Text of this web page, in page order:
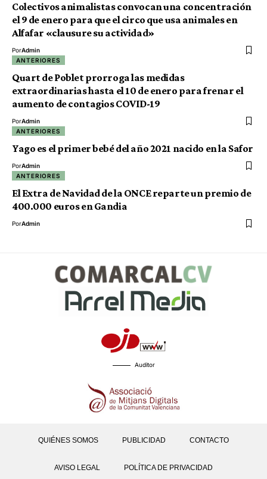
Colectivos animalistas convocan una concentración
el 9 de enero para que el circo que usa animales en
Alfafar «clausure su actividad»
PorAdmin
ANTERIORES
Quart de Poblet prorroga las medidas
extraordinarias hasta el 10 de enero para frenar el
aumento de contagios COVID-19
PorAdmin
ANTERIORES
Yago es el primer bebé del año 2021 nacido en la Safor
PorAdmin
ANTERIORES
El Extra de Navidad de la ONCE reparte un premio de
400.000 euros en Gandia
PorAdmin
Auditor
QUIÉNES SOMOS PUBLICIDAD CONTACTO
AVISO LEGAL POLÍTICA DE PRIVACIDAD